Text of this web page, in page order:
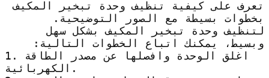
تعرف على كيفية تنظيف وحدة تبخير المكيف
بخطوات بسيطة مع الصور التوضيحية.
لتنظيف وحدة تبخير المكيف بشكل سهل
وبسيط، يمكنك اتباع الخطوات التالية:
1. اغلق الوحدة وافصلها عن مصدر الطاقة
الكهربائية.